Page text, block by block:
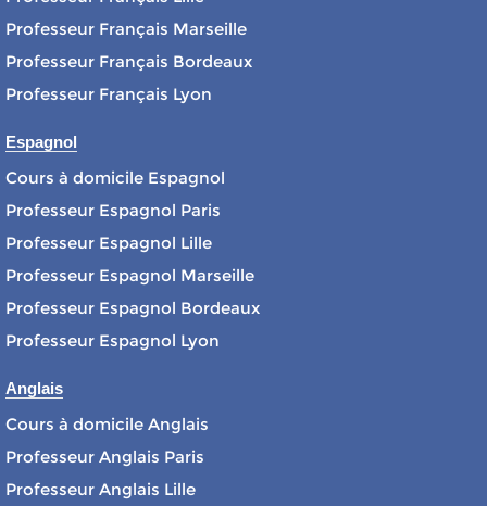
Professeur Français Marseille
Professeur Français Bordeaux
Professeur Français Lyon
Espagnol
Cours à domicile Espagnol
Professeur Espagnol Paris
Professeur Espagnol Lille
Professeur Espagnol Marseille
Professeur Espagnol Bordeaux
Professeur Espagnol Lyon
Anglais
Cours à domicile Anglais
Professeur Anglais Paris
Professeur Anglais Lille